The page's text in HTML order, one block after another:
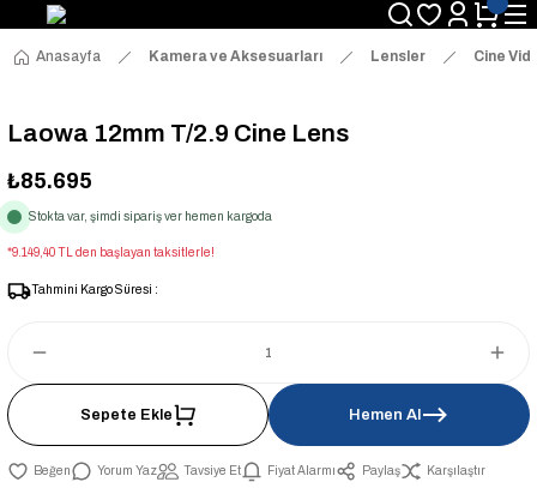
Anasayfa Kamera ve Aksesuarları Lensler Cine
Laowa 12mm T/2.9 Cine Lens
₺85.695
Stokta var, şimdi sipariş ver hemen kargoda
*9.149,40 TL den başlayan taksitlerle!
Tahmini Kargo Süresi :
Sepete Ekle Hemen Al
Yorum Yaz Tavsiye Et Fiyat Alarmı Paylaş Karşılaştır